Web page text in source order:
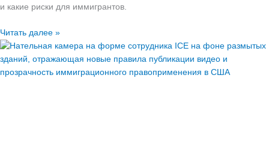
и какие риски для иммигрантов.
Читать далее »